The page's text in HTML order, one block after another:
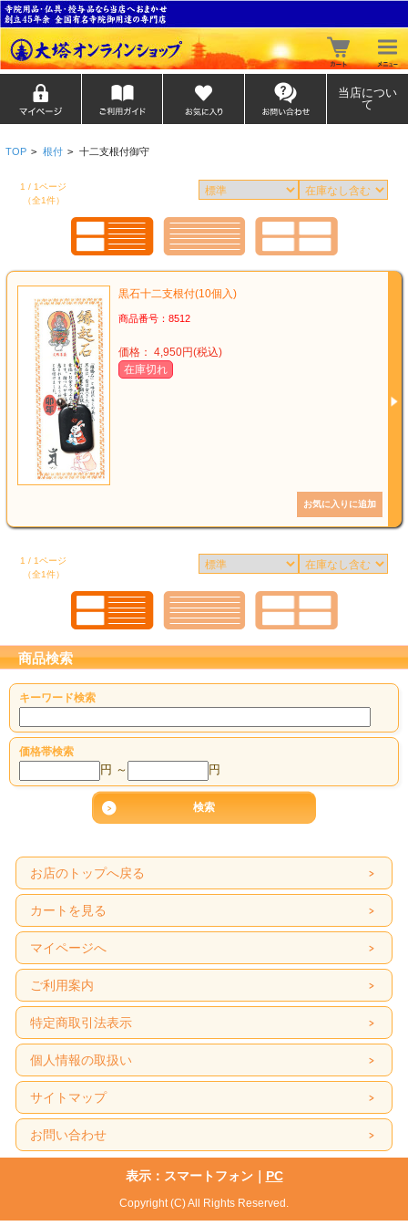
当店につい
て
TOP > 根付 > 十二支根付御守
1 / 1ページ
（全1件）
黒石十二支根付(10個入)
商品番号：8512
価格： 4,950円(税込)
在庫切れ
1 / 1ページ
（全1件）
商品検索
キーワード検索
価格帯検索
円 ～ 円
お店のトップへ戻る
カートを見る
マイページへ
ご利用案内
特定商取引法表示
個人情報の取扱い
サイトマップ
お問い合わせ
表示：スマートフォン｜ PC
Copyright (C) All Rights Reserved.